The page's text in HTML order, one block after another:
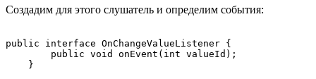
Создадим для этого слушатель и определим события:
public interface OnChangeValueListener {
        public void onEvent(int valueId);
    }